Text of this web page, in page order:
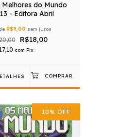
Melhores do Mundo
- Editora Abril
R$9,00 sem juros
R$18,00
com Pix
10% OFF